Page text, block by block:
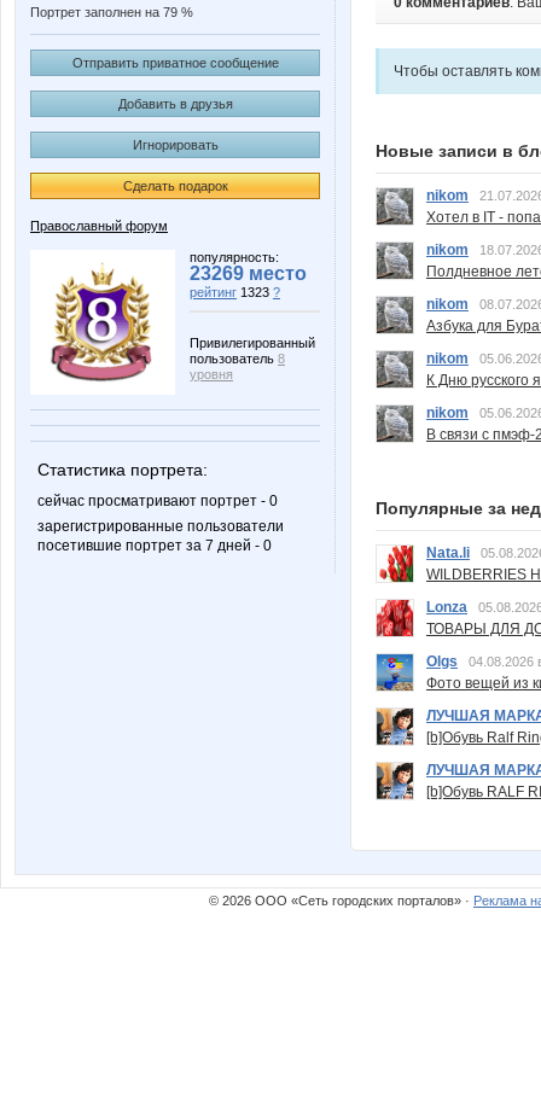
Портрет заполнен на 79 %
Отправить приватное сообщение
Добавить в друзья
Игнорировать
Сделать подарок
Православный форум
популярность:
23269 место
рейтинг 1323 ?
Привилегированный
пользователь 8
уровня
Статистика портрета:
сейчас просматривают портрет - 0
зарегистрированные пользователи
посетившие портрет за 7 дней - 0
Чтобы оставлять
Новые записи в
nikom
Хотел в IT -
nikom
Полдневное
nikom
Азбука для
nikom
К Дню русского
nikom
В связи с пмэф-
Популярные за
Nata.li
Lonza
ТОВАРЫ ДЛЯ
Olgs
04.08.2026
Фото вещей из
ЛУЧШАЯ
[b]Обувь Ralf
ЛУЧШАЯ
[b]Обувь RALF
© 2026 ООО «Сеть городских порталов» · Реклама